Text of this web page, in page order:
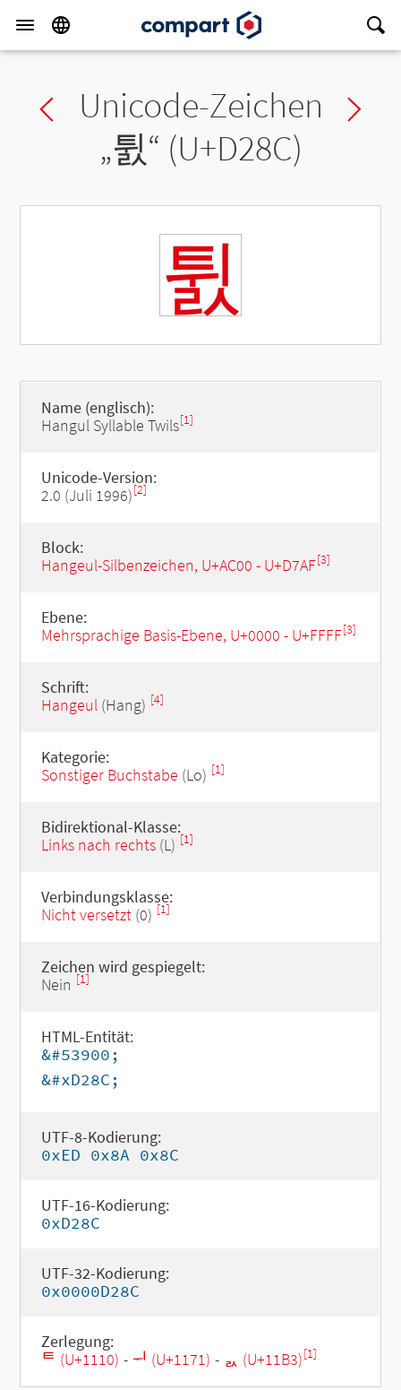
Previous char
Unicode-Zeichen
„튌“ (U+D28C)
튌
Name (englisch):
Hangul Syllable Twils[1]
Unicode-Version:
2.0 (Juli 1996)[2]
Block:
Hangeul-Silbenzeichen, U+AC00 - U+D7AF[3]
Ebene:
Mehrsprachige Basis-Ebene, U+0000 - U+FFFF[3]
Schrift:
Hangeul(Hang) [4]
Kategorie:
Sonstiger Buchstabe (Lo) [1]
Bidirektional-Klasse:
Links nach rechts(L) [1]
Verbindungsklasse:
Nicht versetzt(0) [1]
Zeichen wird gespiegelt:
Nein [1]
HTML-Entität:
&#53900;
&#xD28C;
UTF-8-Kodierung:
0xED 0x8A 0x8C
UTF-16-Kodierung:
0xD28C
UTF-32-Kodierung:
0x0000D28C
Zerlegung:
ᄐ (U+1110) - ᅱ (U+1171) - ᆳ (U+11B3)[1]